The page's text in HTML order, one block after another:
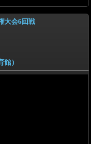
大会6回戦
）